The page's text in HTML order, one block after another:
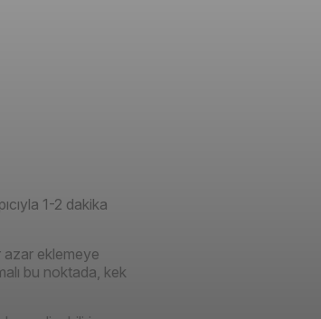
1-2 dakika
azar eklemeye
bu noktada, kek